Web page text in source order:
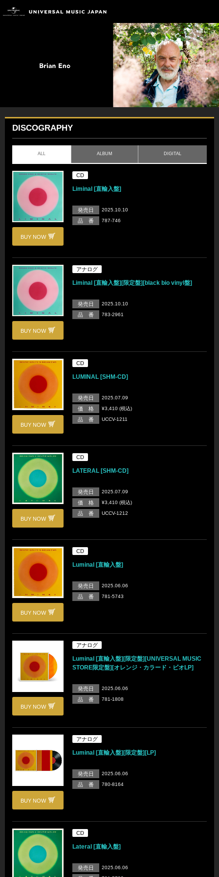
DISCOGRAPHY
ALL ALBUM DIGITAL
BUY NOW
CD
Liminal [直輸入盤]
発売日 2025.10.10
品 番 787-746
BUY NOW
アナログ
Liminal [直輸入盤][限定盤][black bio vinyl盤]
発売日 2025.10.10
品 番 783-2961
BUY NOW
CD
LUMINAL [SHM-CD]
発売日 2025.07.09
価 格 ¥3,410 (税込)
品 番 UCCV-1211
BUY NOW
CD
LATERAL [SHM-CD]
発売日 2025.07.09
価 格 ¥3,410 (税込)
品 番 UCCV-1212
BUY NOW
CD
Luminal [直輸入盤]
発売日 2025.06.06
品 番 781-5743
BUY NOW
アナログ
Luminal [直輸入盤][限定盤][UNIVERSAL MUSIC
STORE限定盤][オレンジ・カラード・ビオLP]
発売日 2025.06.06
品 番 781-1808
BUY NOW
アナログ
Luminal [直輸入盤][限定盤][LP]
発売日 2025.06.06
品 番 780-8164
CD
Lateral [直輸入盤]
発売日 2025.06.06